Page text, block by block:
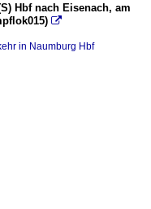
Hbf nach Eisenach, am

in Naumburg Hbf